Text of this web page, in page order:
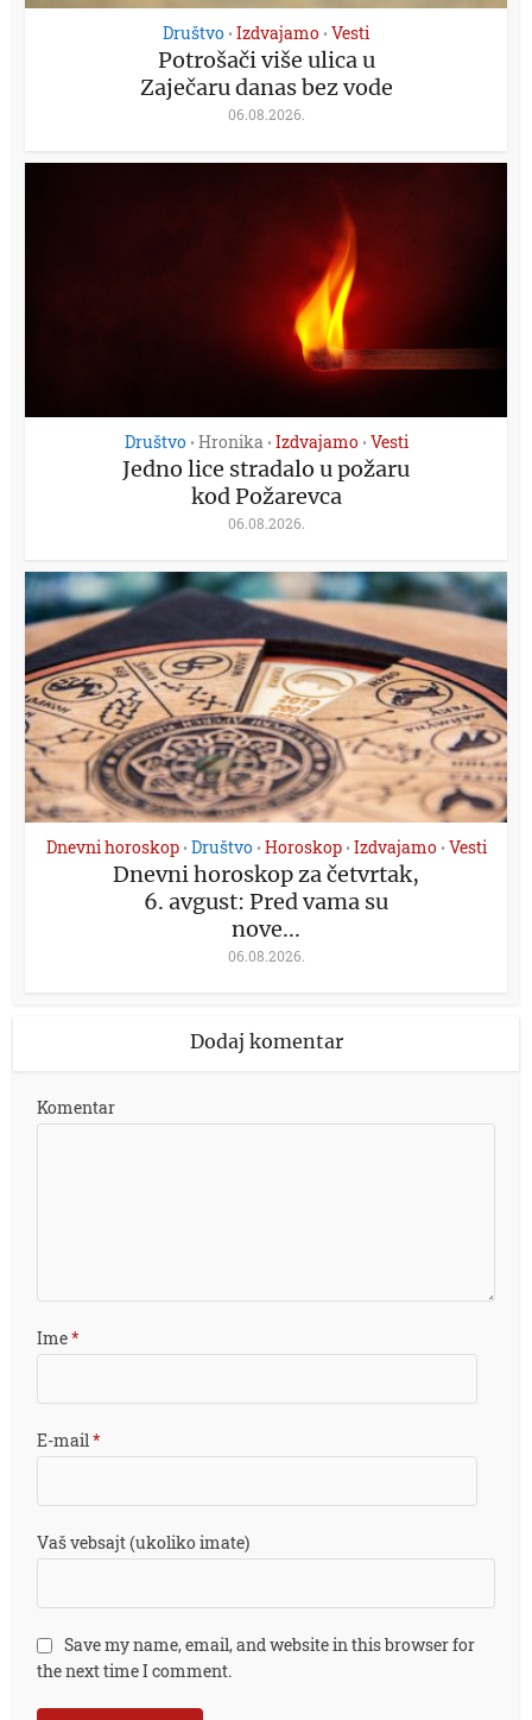
Društvo • Izdvajamo • Vesti
Potrošači više ulica u
Zaječaru danas bez vode
06.08.2026.
Društvo • Hronika • Izdvajamo • Vesti
Jedno lice stradalo u požaru
kod Požarevca
06.08.2026.
Dnevni horoskop • Društvo • Horoskop • Izdvajamo • Vesti
Dnevni horoskop za četvrtak,
6. avgust: Pred vama su
nove...
06.08.2026.
Dodaj komentar
Komentar
Ime*
E-mail*
Vaš vebsajt (ukoliko imate)
Save my name, email, and website in this browser for
the next time I comment.